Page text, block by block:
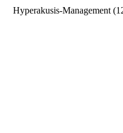
Hyperakusis-Management